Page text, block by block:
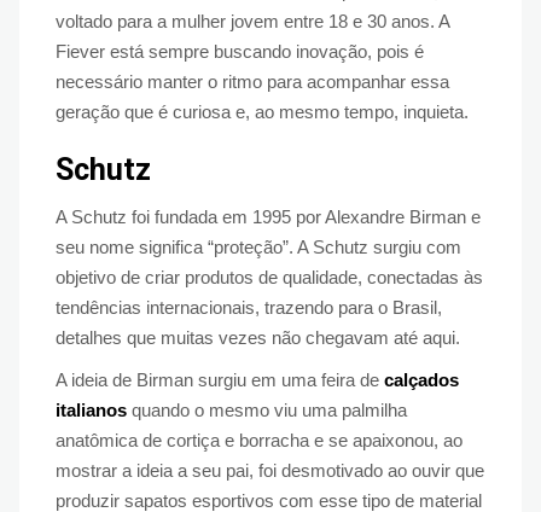
voltado para a mulher jovem entre 18 e 30 anos. A
Fiever está sempre buscando inovação, pois é
necessário manter o ritmo para acompanhar essa
geração que é curiosa e, ao mesmo tempo, inquieta.
Schutz
A Schutz foi fundada em 1995 por Alexandre Birman e
seu nome significa “proteção”. A Schutz surgiu com
objetivo de criar produtos de qualidade, conectadas às
tendências internacionais, trazendo para o Brasil,
detalhes que muitas vezes não chegavam até aqui.
A ideia de Birman surgiu em uma feira de calçados
italianos quando o mesmo viu uma palmilha
anatômica de cortiça e borracha e se apaixonou, ao
mostrar a ideia a seu pai, foi desmotivado ao ouvir que
produzir sapatos esportivos com esse tipo de material